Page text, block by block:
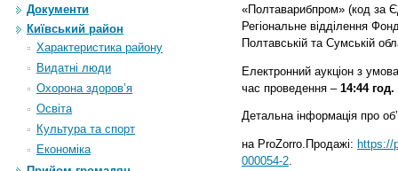
Документи
Київський район
Характеристика району
Видатні люди
Охорона здоров’я
Освіта
Культура та спорт
Економіка
«Полтаварибпром» (код за
Регіональне відділення
Полтавській та Сумській
Електронний аукціон з
час проведення – 14:44 год.
Детальна інформація про
на ProZorro.Продажі: https://
000054-2.